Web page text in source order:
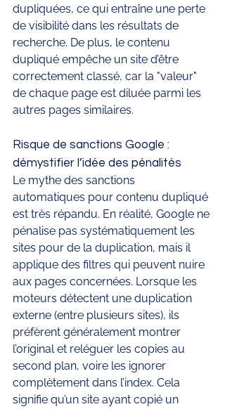
dupliquées, ce qui entraîne une perte
de visibilité dans les résultats de
recherche. De plus, le contenu
dupliqué empêche un site d’être
correctement classé, car la "valeur"
de chaque page est diluée parmi les
autres pages similaires.
Risque de sanctions Google :
démystifier l’idée des pénalités
Le mythe des sanctions
automatiques pour contenu dupliqué
est très répandu. En réalité, Google ne
pénalise pas systématiquement les
sites pour de la duplication, mais il
applique des filtres qui peuvent nuire
aux pages concernées. Lorsque les
moteurs détectent une duplication
externe (entre plusieurs sites), ils
préfèrent généralement montrer
l’original et reléguer les copies au
second plan, voire les ignorer
complètement dans l’index. Cela
signifie qu’un site ayant copié un